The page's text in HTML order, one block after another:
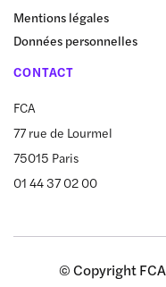
Mentions légales
Données personnelles
CONTACT
FCA
77 rue de Lourmel
75015 Paris
01 44 37 02 00
© Copyright